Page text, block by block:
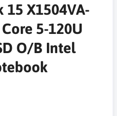
15 X1504VA-
5-120U
O/B Intel